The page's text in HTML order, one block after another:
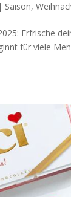
| Saison,
Erfrische
für viele